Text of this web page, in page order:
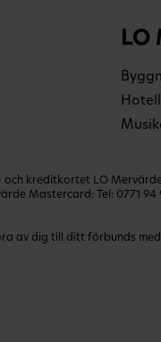
LO
kreditkortet LO
Mastercard: Tel: 0771 94
av dig till ditt förbunds